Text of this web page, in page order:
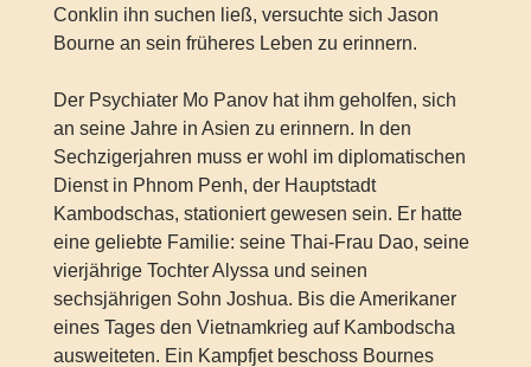
Conklin ihn suchen ließ, versuchte sich Jason
Bourne an sein früheres Leben zu erinnern.
Der Psychiater Mo Panov hat ihm geholfen, sich
an seine Jahre in Asien zu erinnern. In den
Sechzigerjahren muss er wohl im diplomatischen
Dienst in Phnom Penh, der Hauptstadt
Kambodschas, stationiert gewesen sein. Er hatte
eine geliebte Familie: seine Thai-Frau Dao, seine
vierjährige Tochter Alyssa und seinen
sechsjährigen Sohn Joshua. Bis die Amerikaner
eines Tages den Vietnamkrieg auf Kambodscha
ausweiteten. Ein Kampfjet beschoss Bournes